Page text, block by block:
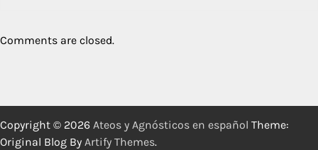
Comments are closed.
Copyright © 2026 Ateos y Agnósticos en español Theme:
Original Blog By Artify Themes.